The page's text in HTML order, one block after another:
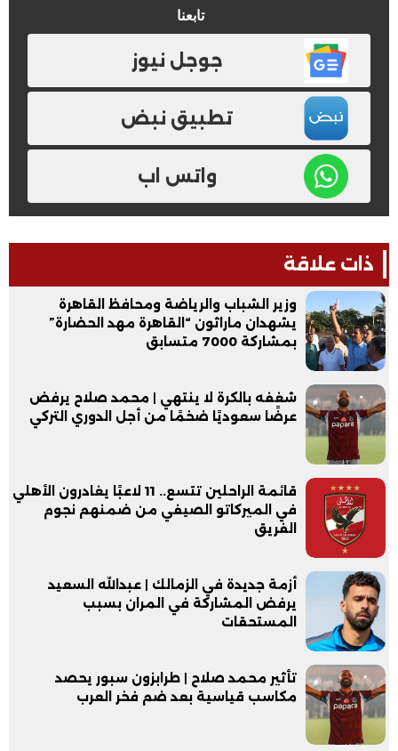
تابعنا
جوجل نيوز
تطبيق نبض
واتس اب
ذات علاقة
وزير الشباب والرياضة ومحافظ القاهرة
يشهدان ماراثون “القاهرة مهد الحضارة”
بمشاركة 7000 متسابق
شغفه بالكرة لا ينتهي | محمد صلاح يرفض
عرضًا سعوديًا ضخمًا من أجل الدوري التركي
قائمة الراحلين تتسع.. 11 لاعبًا يغادرون الأهلي
في الميركاتو الصيفي من ضمنهم نجوم
الفريق
أزمة جديدة في الزمالك | عبدالله السعيد
يرفض المشاركة في المران بسبب
المستحقات
تأثير محمد صلاح | طرابزون سبور يحصد
مكاسب قياسية بعد ضم فخر العرب